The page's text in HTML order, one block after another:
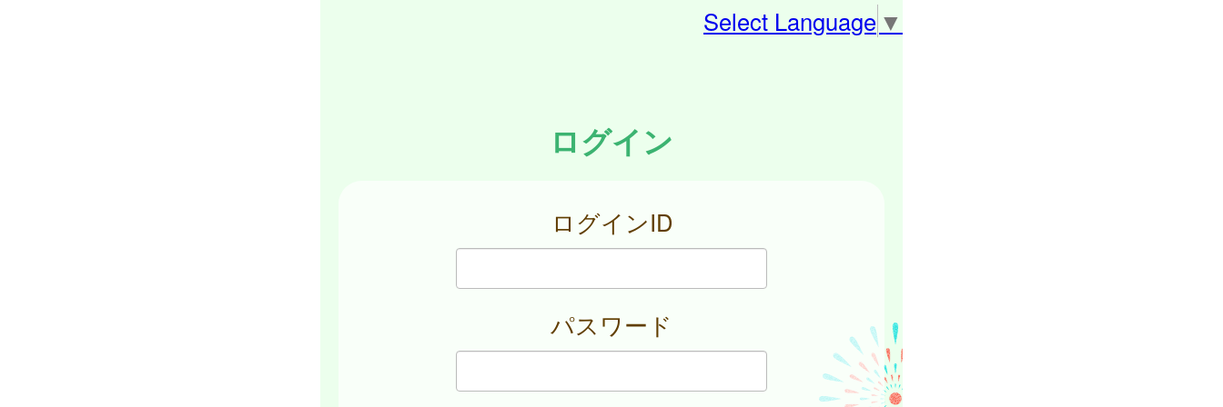
Select Language ▼
ログイン
ログインID
パスワード